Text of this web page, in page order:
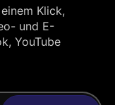
Klick,
und E-
YouTube